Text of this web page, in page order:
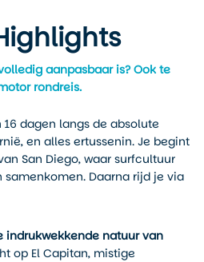
aanpasbaar is? Ook te
rondreis.
dagen langs de absolute
en alles ertussenin. Je begint
San Diego, waar surfcultuur
Daarna rijd je via
het groene hart van de Sierra
vol watervallen en spot
zwarte beer op afstand.
indrukwekkende natuur van
op El Capitan, mistige